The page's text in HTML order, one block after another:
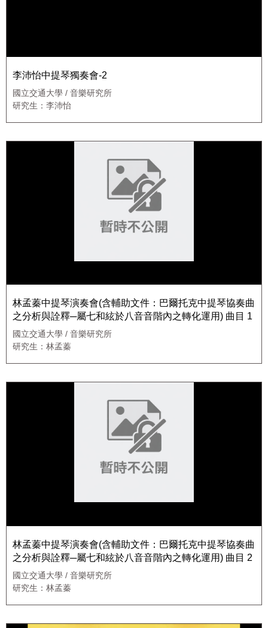
李沛怡中提琴獨奏會-2
國立交通大學 / 音樂研究所
研究生：李沛怡
林孟蓁中提琴演奏會(含輔助文件：巴爾托克中提琴協奏曲
之分析與詮釋─屬七和絃於八音音階內之轉化運用) 曲目 1
國立交通大學 / 音樂研究所
研究生：林孟蓁
林孟蓁中提琴演奏會(含輔助文件：巴爾托克中提琴協奏曲
之分析與詮釋─屬七和絃於八音音階內之轉化運用) 曲目 2
國立交通大學 / 音樂研究所
研究生：林孟蓁